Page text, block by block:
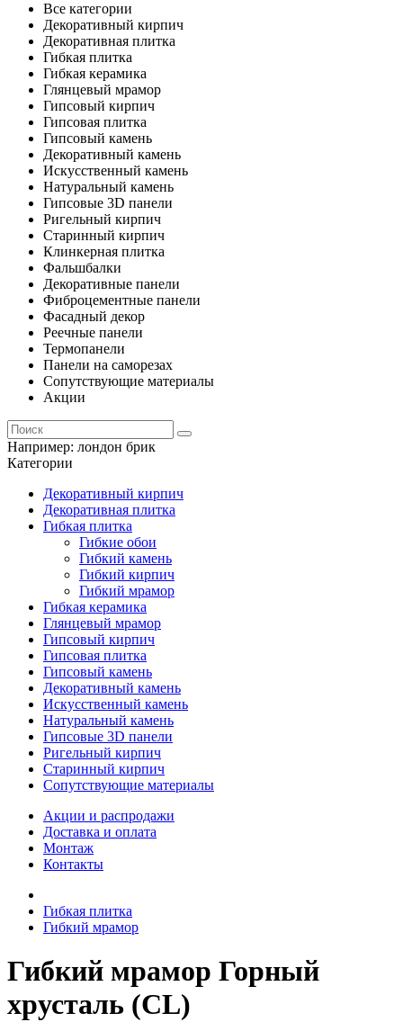
Все категории
Декоративный кирпич
Декоративная плитка
Гибкая плитка
Гибкая керамика
Глянцевый мрамор
Гипсовый кирпич
Гипсовая плитка
Гипсовый камень
Декоративный камень
Искусственный камень
Натуральный камень
Гипсовые 3D панели
Ригельный кирпич
Старинный кирпич
Клинкерная плитка
Фальшбалки
Декоративные панели
Фиброцементные панели
Фасадный декор
Реечные панели
Термопанели
Панели на саморезах
Сопутствующие материалы
Акции
Например: лондон брик
Категории
Декоративный кирпич
Декоративная плитка
Гибкая плитка
Гибкие обои
Гибкий камень
Гибкий кирпич
Гибкий мрамор
Гибкая керамика
Глянцевый мрамор
Гипсовый кирпич
Гипсовая плитка
Гипсовый камень
Декоративный камень
Искусственный камень
Натуральный камень
Гипсовые 3D панели
Ригельный кирпич
Старинный кирпич
Сопутствующие материалы
Акции и распродажи
Доставка и оплата
Монтаж
Контакты
Гибкая плитка
Гибкий мрамор
Гибкий мрамор Горный
хрусталь (CL)